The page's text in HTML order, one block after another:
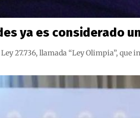
ya es considerado
27.736, llamada “Ley Olimpia”,